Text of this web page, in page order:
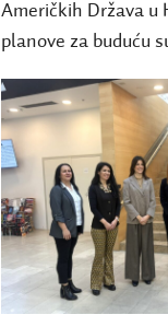
Američkih Država u
planove za buduću